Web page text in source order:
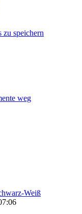
speichern
weg
Weiß